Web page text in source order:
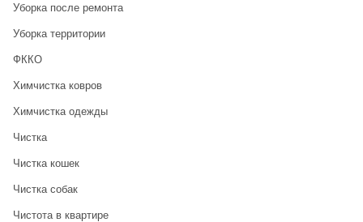
Уборка после ремонта
Уборка территории
ФККО
Химчистка ковров
Химчистка одежды
Чистка
Чистка кошек
Чистка собак
Чистота в квартире